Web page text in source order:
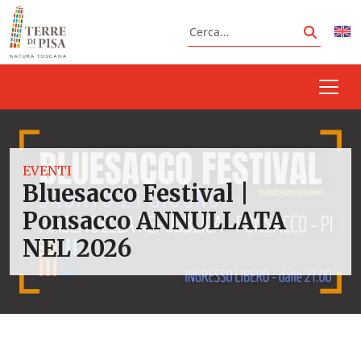
Vai al contenuto
Cerca
Cerca
EVENTI
Bluesacco Festival |
Ponsacco ANNULLATA
NEL 2026